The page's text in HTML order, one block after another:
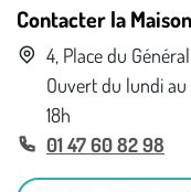
Contacter la
4, Place du
Ouvert du lundi au
18h
01 47 60 82 98